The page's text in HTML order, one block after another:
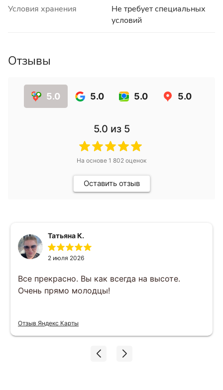
Условия хранения
Не требует специальных
условий
Отзывы
5.0 5.0 5.0 5.0
5.0 из 5
На основе 1 802 оценок
Оставить отзыв
Татьяна К.
2 июля 2026
Все прекрасно. Вы как всегда на высоте.
Очень прямо молодцы!
Отзыв Яндекс Карты